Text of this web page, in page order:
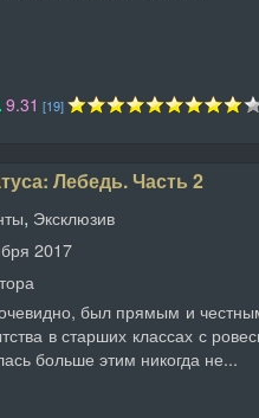
9.31 [19]
Лебедь. Часть 2
, Эксклюзив
2017
был прямым и
в старших классах с
больше этим никогда не...